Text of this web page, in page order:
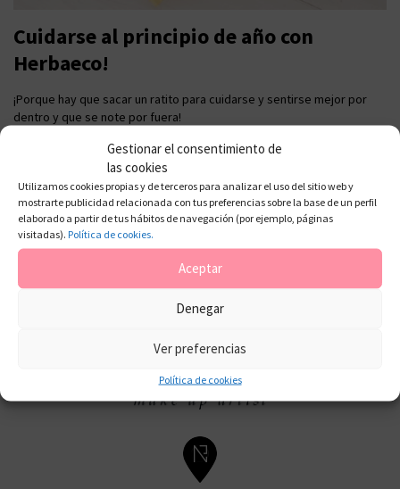
Gestionar el consentimiento de
las cookies
Utilizamos cookies propias y de terceros para analizar el uso del sitio web y
mostrarte publicidad relacionada con tus preferencias sobre la base de un perfil
elaborado a partir de tus hábitos de navegación (por ejemplo, páginas
visitadas). Política de cookies.
Aceptar
Denegar
Ver preferencias
Política de cookies
Cuidarse al principio de año con
Herbaeco!
¡Porque hay que sacar un ratito para cuidarse y sentirse mejor por
dentro y que se note por fuera!